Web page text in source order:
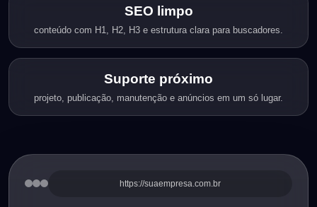
SEO limpo
conteúdo com H1, H2, H3 e estrutura clara para buscadores.
Suporte próximo
projeto, publicação, manutenção e anúncios em um só lugar.
https://suaempresa.com.br